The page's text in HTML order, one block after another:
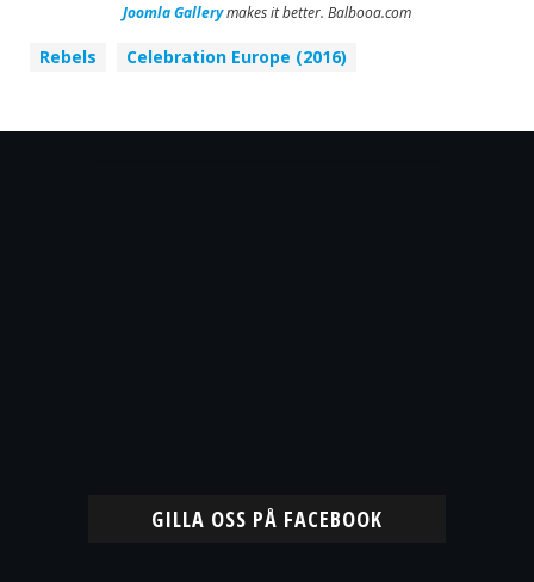
Joomla Gallerymakes it better. Balbooa.com
Rebels Celebration Europe (2016)
GILLA OSS PÅ FACEBOOK